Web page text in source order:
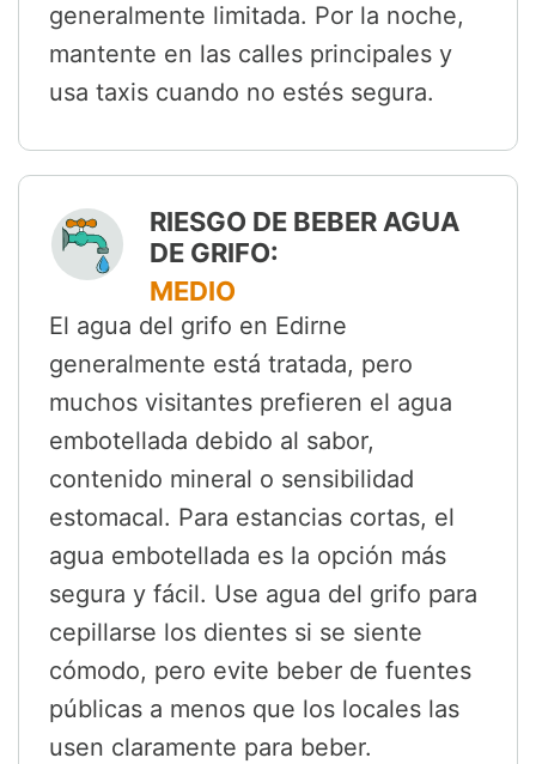
generalmente limitada. Por la noche,
mantente en las calles principales y
usa taxis cuando no estés segura.
RIESGO DE BEBER AGUA
DE GRIFO:
MEDIO
El agua del grifo en Edirne
generalmente está tratada, pero
muchos visitantes prefieren el agua
embotellada debido al sabor,
contenido mineral o sensibilidad
estomacal. Para estancias cortas, el
agua embotellada es la opción más
segura y fácil. Use agua del grifo para
cepillarse los dientes si se siente
cómodo, pero evite beber de fuentes
públicas a menos que los locales las
usen claramente para beber.